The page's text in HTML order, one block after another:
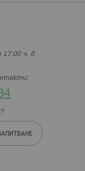
17:00 ч. в